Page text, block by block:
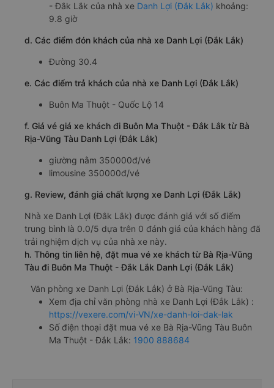
- Đắk Lắk của nhà xe Danh Lợi (Đắk Lắk) khoảng:
9.8 giờ
d. Các điểm đón khách của nhà xe Danh Lợi (Đắk Lắk)
Đường 30.4
e. Các điểm trả khách của nhà xe Danh Lợi (Đắk Lắk)
Buôn Ma Thuột - Quốc Lộ 14
f. Giá vé giá xe khách đi Buôn Ma Thuột - Đắk Lắk từ Bà
Rịa-Vũng Tàu Danh Lợi (Đắk Lắk)
giường nằm 350000đ/vé
limousine 350000đ/vé
g. Review, đánh giá chất lượng xe Danh Lợi (Đắk Lắk)
Nhà xe Danh Lợi (Đắk Lắk) được đánh giá với số điểm
trung bình là 0.0/5 dựa trên 0 đánh giá của khách hàng đã
trải nghiệm dịch vụ của nhà xe này.
h. Thông tin liên hệ, đặt mua vé xe khách từ Bà Rịa-Vũng
Tàu đi Buôn Ma Thuột - Đắk Lắk Danh Lợi (Đắk Lắk)
Văn phòng xe Danh Lợi (Đắk Lắk) ở Bà Rịa-Vũng Tàu:
Xem địa chỉ văn phòng nhà xe Danh Lợi (Đắk Lắk) :
https://vexere.com/vi-VN/xe-danh-loi-dak-lak
Số điện thoại đặt mua vé xe Bà Rịa-Vũng Tàu Buôn
Ma Thuột - Đắk Lắk: 1900 888684